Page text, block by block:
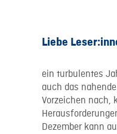
Liebe
ein turbulentes
auch das
Vorzeichen nach,
Dezember kann